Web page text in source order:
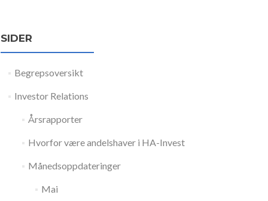
SIDER
Begrepsoversikt
Investor Relations
Årsrapporter
Hvorfor være andelshaver i HA-Invest
Månedsoppdateringer
Mai